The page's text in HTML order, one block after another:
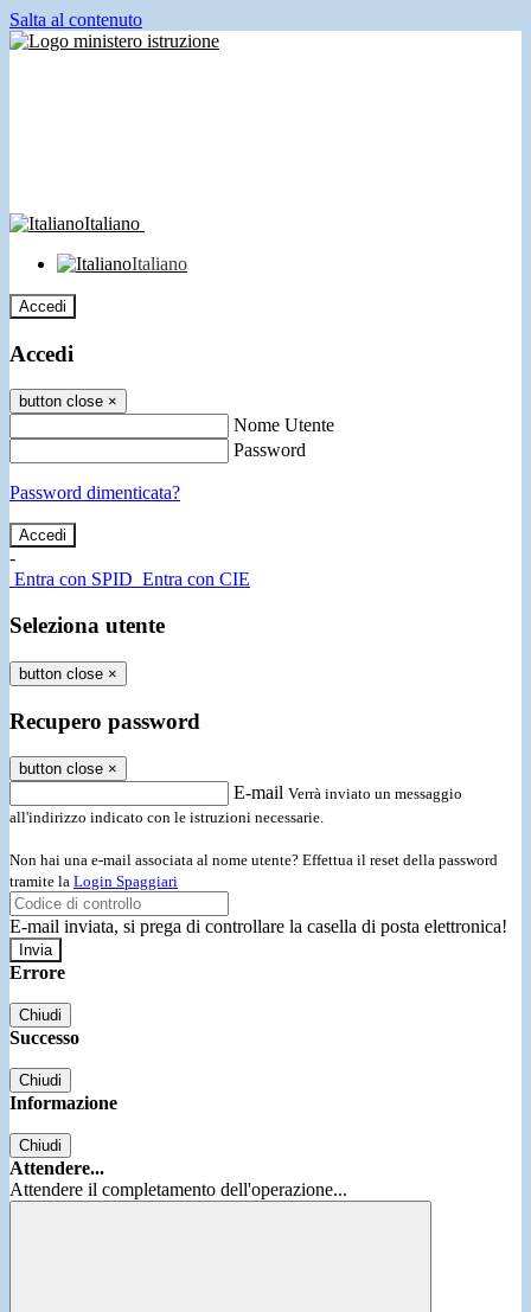
Salta al contenuto
Italiano
Italiano
Accedi
Accedi
button close ×
Nome Utente
Password
Password dimenticata?
-
Entra con SPID Entra con CIE
Seleziona utente
button close ×
Recupero password
button close ×
E-mail Verrà inviato un messaggio
all'indirizzo indicato con le istruzioni necessarie.
Non hai una e-mail associata al nome utente? Effettua il reset della password
tramite la Login Spaggiari
E-mail inviata, si prega di controllare la casella di posta elettronica!
Errore
Chiudi
Successo
Chiudi
Informazione
Chiudi
Attendere...
Attendere il completamento dell'operazione...